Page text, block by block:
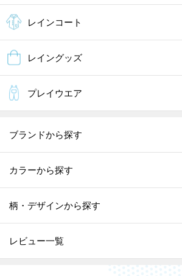
レインコート
レイングッズ
プレイウエア
ブランドから探す
カラーから探す
柄・デザインから探す
レビュー一覧